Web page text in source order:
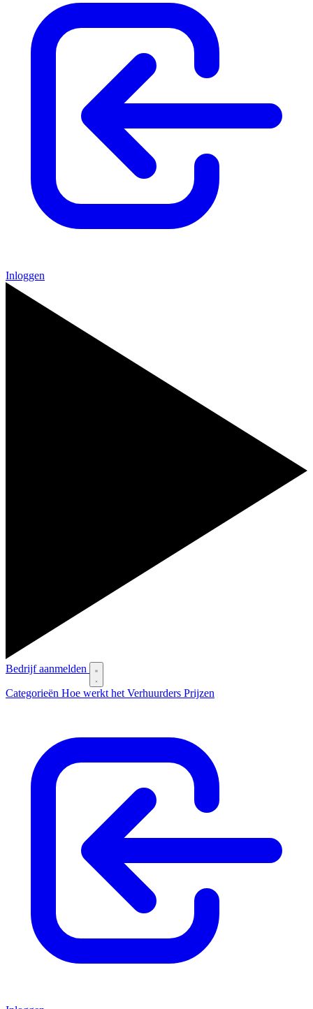
Inloggen
Bedrijf aanmelden
Categorieën Hoe werkt het Verhuurders Prijzen